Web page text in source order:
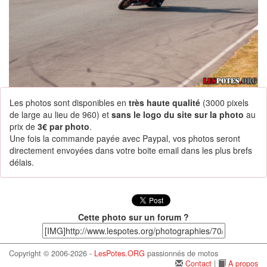
Les photos sont disponibles en très haute qualité (3000 pixels
de large au lieu de 960) et sans le logo du site sur la photo au
prix de 3€ par photo.
Une fois la commande payée avec Paypal, vos photos seront
directement envoyées dans votre boite email dans les plus brefs
délais.
Cette photo sur un forum ?
Copyright © 2006-2026 - LesPotes.ORG passionnés de motos
Contact | A propos